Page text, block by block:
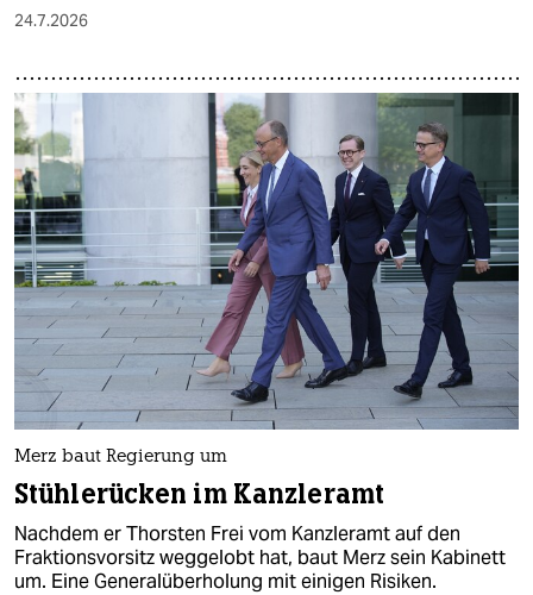
24.7.2026
Merz baut Regierung um
Stühlerücken im Kanzleramt
Nachdem er Thorsten Frei vom Kanzleramt auf den
Fraktionsvorsitz weggelobt hat, baut Merz sein Kabinett
um. Eine Generalüberholung mit einigen Risiken.